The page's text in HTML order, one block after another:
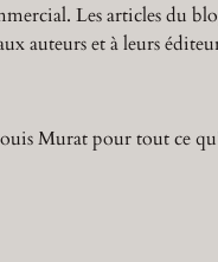
Les articles du
auteurs et à leurs
Murat pour tout ce